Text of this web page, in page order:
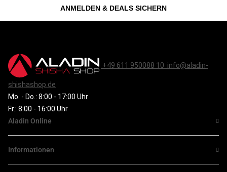
ANMELDEN & DEALS SICHERN
+49 611 950088 10 info@aladin-
shishashop.de
Mo. - Do.: 8:00 - 17:00 Uhr
Fr.: 8:00 - 16:00 Uhr
Aladin Online
Informationen